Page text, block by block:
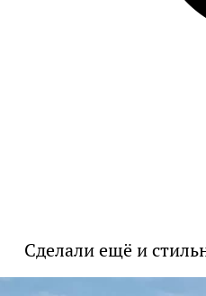
Сделали ещё и